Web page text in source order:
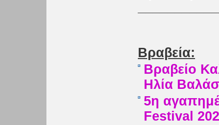
Βραβεία:
Bραβείο
Ηλία
5η
Festival